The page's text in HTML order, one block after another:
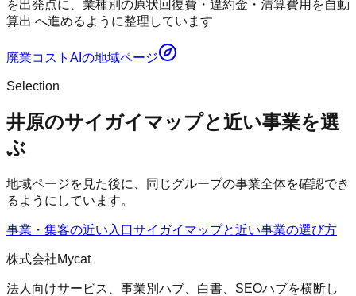
を出発点に、業種別の原状回復費・違約金・清算費用を自動
算出 へ進めるように整理しています
廃業コストAI の地域ページ
Selection
井原のサイガイマップと近い事業を選
ぶ
地域ページを見た後に、同じグループの事業全体を確認でき
るようにしています。
事業・集客の近い入口サイガイマップと近い事業の選び方
株式会社Mycat
法人向けサービス、事業別ハブ、白書、SEOハブを横断し